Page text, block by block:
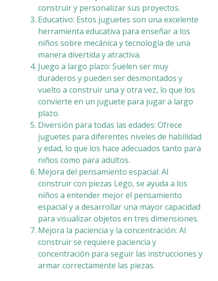
construir y personalizar sus proyectos.
Educativo: Estos juguetes son una excelente
herramienta educativa para enseñar a los
niños sobre mecánica y tecnología de una
manera divertida y atractiva.
Juego a largo plazo: Suelen ser muy
duraderos y pueden ser desmontados y
vuelto a construir una y otra vez, lo que los
convierte en un juguete para jugar a largo
plazo.
Diversión para todas las edades: Ofrece
juguetes para diferentes niveles de habilidad
y edad, lo que los hace adecuados tanto para
niños como para adultos.
Mejora del pensamiento espacial: Al
construir con piezas Lego, se ayuda a los
niños a entender mejor el pensamiento
espacial y a desarrollar una mayor capacidad
para visualizar objetos en tres dimensiones.
Mejora la paciencia y la concentración: Al
construir se requiere paciencia y
concentración para seguir las instrucciones y
armar correctamente las piezas.